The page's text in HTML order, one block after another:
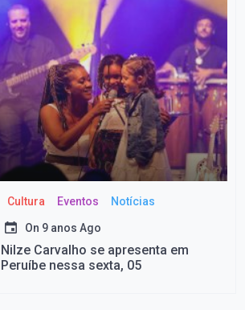
Cultura Eventos Notícias
On 9 anos Ago
Nilze Carvalho se apresenta em
Peruíbe nessa sexta, 05